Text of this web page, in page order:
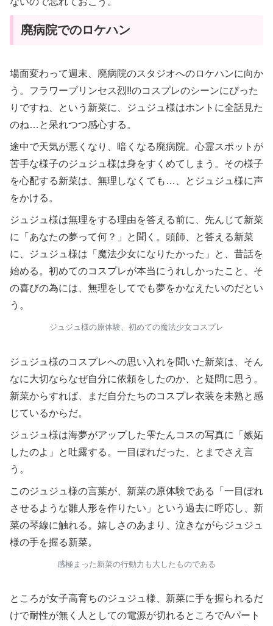
廃病院でのロケハン
場面変わって週末、廃病院のスタジオへのロケハンに向か
う。フラワープリンセス烈!!のコスプレのシーンにぴった
りですね、という新菜に、ジュジュ様はホントに全話見た
のね…と呆れつつ感心する。
途中で天気が悪くなり、暗くなる廃病院。心霊スポットが
苦手な様子のジュジュ様は身をすくめてしまう。その様子
を心配する新菜は、無理しなくても…、とジュジュ様に声
をかける。
ジュジュ様は無理をする理由を答える前に、先んじて新菜
に「あなたの夢って何？」と聞く。頭師、と答える新菜
に、ジュジュ様は「魔法少女になりたかった」と、昔話を
始める。初めてのコスプレが本当にうれしかったこと、そ
の喜びの為には、無理をしてでも夢をかなえたいのだとい
う。
ジュジュ様の原体験、初めての魔法少女コスプレ
ジュジュ様のコスプレへの思い入れを聞いた新菜は、そん
なに大切ならなぜ自分に依頼をしたのか、と疑問に思う。
新菜からすれば、まだ自分たちのコスプレ衣装を未熟と感
じているからだ。
ジュジュ様は海夢がアップした雫たんコスの写真に「嫉妬
したのよ」と吐露する。一目ぼれだった、とまでさえ言
う。
このジュジュ様の言葉が、新菜の原体験である「一目ぼれ
させるような雛人形を作りたい」という過去に呼応し、新
菜の琴線に触れる。嬉しさのあまり、泣きながらジュジュ
様の手を握る新菜。
感極まった新菜の行動力も大したものである
ところが女子高育ちのジュジュ様、新菜に手を握られるだ
けで耐性が無く人としての電源が切れるところでAパート